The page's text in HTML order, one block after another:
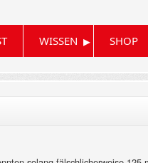
WISSEN ▸ SHOP